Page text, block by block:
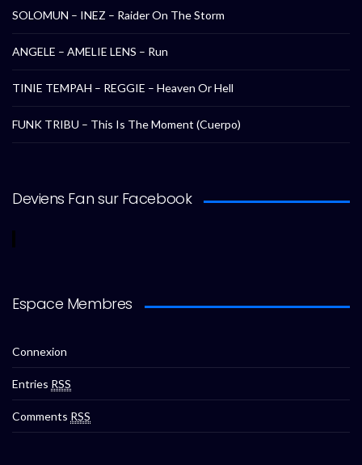
SOLOMUN – INEZ – Raider On The Storm
ANGELE – AMELIE LENS – Run
TINIE TEMPAH – REGGIE – Heaven Or Hell
FUNK TRIBU – This Is The Moment (Cuerpo)
Deviens Fan sur Facebook
Espace Membres
Connexion
Entries RSS
Comments RSS